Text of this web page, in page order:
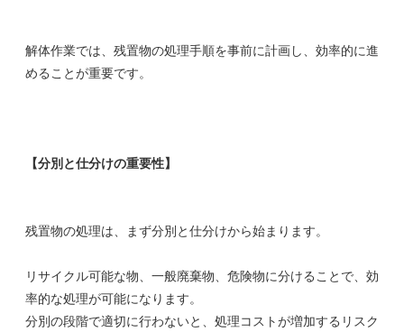
解体作業では、残置物の処理手順を事前に計画し、効率的に進
めることが重要です。
【分別と仕分けの重要性】
残置物の処理は、まず分別と仕分けから始まります。
リサイクル可能な物、一般廃棄物、危険物に分けることで、効
率的な処理が可能になります。
分別の段階で適切に行わないと、処理コストが増加するリスク